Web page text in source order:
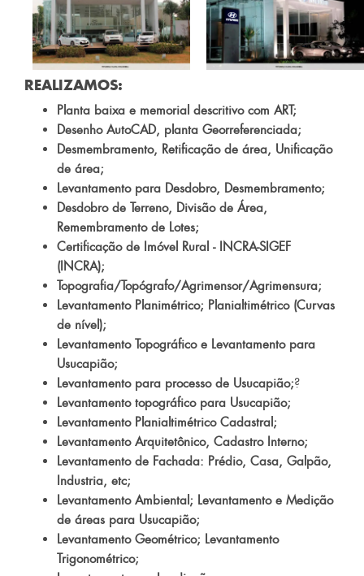
REALIZAMOS:
Planta baixa e memorial descritivo com ART;
Desenho AutoCAD, planta Georreferenciada;
Desmembramento, Retificação de área, Unificação
de área;
Levantamento para Desdobro, Desmembramento;
Desdobro de Terreno, Divisão de Área,
Remembramento de Lotes;
Certificação de Imóvel Rural - INCRA-SIGEF
(INCRA);
Topografia/Topógrafo/Agrimensor/Agrimensura;
Levantamento Planimétrico; Planialtimétrico (Curvas
de nível);
Levantamento Topográfico e Levantamento para
Usucapião;
Levantamento para processo de Usucapião;?
Levantamento topográfico para Usucapião;
Levantamento Planialtimétrico Cadastral;
Levantamento Arquitetônico, Cadastro Interno;
Levantamento de Fachada: Prédio, Casa, Galpão,
Industria, etc;
Levantamento Ambiental; Levantamento e Medição
de áreas para Usucapião;
Levantamento Geométrico; Levantamento
Trigonométrico;